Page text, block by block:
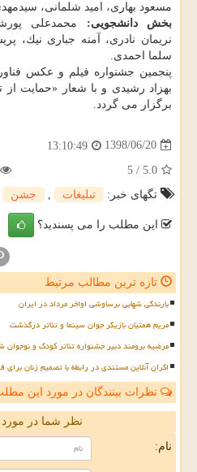
مسعود بهاری، امید شلمانی،
بخش دانشجویی: محمدعلی
نریمان نادری، آمنه جباری نیك،
سلما احمدی.
پنجمین جشنواره فیلم و عكس
بهزاد رشیدی و با شعار «حمایت
برگزار می گردد.
1398/06/20
13:10:49
5.0
/
5
تگهای خبر:
تبلیغات , جشن
این مطلب را می پسندید؟
تازه ترین مطالب مرتبط
بارندگی شهابی برساوشی اواخر مرداد در ایران
مریم همتیان بازیگر جوان سینما و تئاتر درگذشت
مرضیه برومند دبیر جشنواره تئاتر کودک و نوجوان
اکران آنلاین مستندی در رابطه با تصمیم زنان برای
نظرات بینندگان در مورد این
نظر شما در
نام: